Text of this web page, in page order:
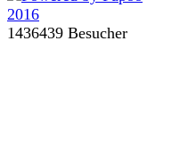
1436439 Besucher